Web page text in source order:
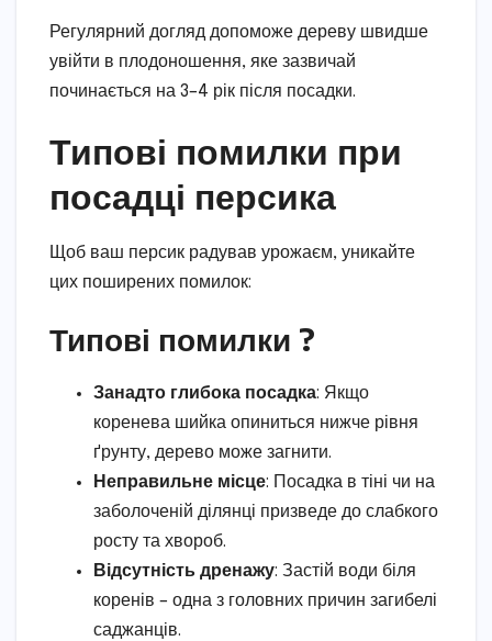
Регулярний догляд допоможе дереву швидше
увійти в плодоношення, яке зазвичай
починається на 3–4 рік після посадки.
Типові помилки при
посадці персика
Щоб ваш персик радував урожаєм, уникайте
цих поширених помилок:
Типові помилки ?
Занадто глибока посадка: Якщо
коренева шийка опиниться нижче рівня
ґрунту, дерево може загнити.
Неправильне місце: Посадка в тіні чи на
заболоченій ділянці призведе до слабкого
росту та хвороб.
Відсутність дренажу: Застій води біля
коренів – одна з головних причин загибелі
саджанців.